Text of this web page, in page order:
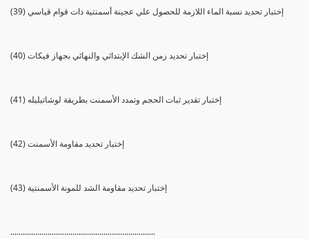
(39) إختبار تحديد نسبة الماء اللازمة للحصول علي عجينة أسمنتية ذات قوام قياسي
(40) إختبار تحديد زمن الشك الإبتدائي والنهائي بجهاز فيكات
(41) إختبار تقدير ثبات الحجم وتمدد الأسمنت بطريقة لوشاتيليله
(42) إختبار تحديد مقاومة الأسمنت
(43) إختبار تحديد مقاومة الشد للمونة الأسمنتية
......................................................................